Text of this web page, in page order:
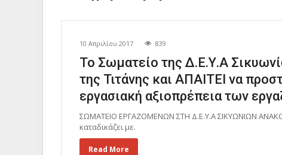
10 Απριλίου 2017 839
Το Σωματείο της Δ.Ε.Υ.Α
της Τιτάνης και ΑΠΑΙΤΕΙ να
εργασιακή αξιοπρέπεια των
ΣΩΜΑΤΕΙΟ ΕΡΓΑΖΟΜΕΝΩΝ ΣΤΗ Δ.Ε.Υ.Α ΣΙΚΥΩΝΙΩΝ
καταδικάζει με.
Read More